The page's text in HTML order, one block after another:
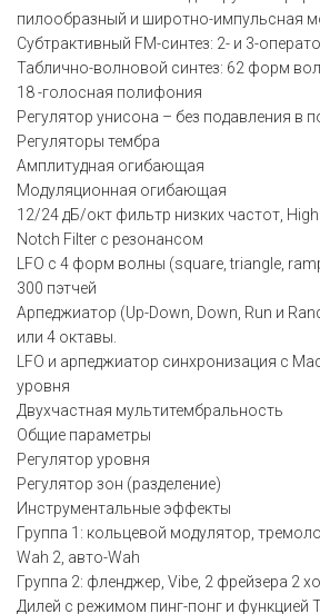
пилообразный и широтно-импульсная
Cубтрактивный FM-синтез: 2- и 3-
Таблично-волновой синтез: 62 форм
18 -голосная полифония
Регулятор унисона – без подавления в
Регуляторы тембра
Амплитудная огибающая
Модуляционная огибающая
12/24 дБ/окт фильтр низких частот,
Notch Filter с резонансом
LFO с 4 форм волны (square, triangle,
300 пэтчей
Арпеджиатор (Up-Down, Down, Run и
или 4 октавы.
LFO и арпеджиатор синхронизация с
уровня
Двухчастная мультитембральность
Общие параметры
Регулятор уровня
Регулятор зон (разделение)
Инструментальные эффекты
Группа 1: кольцевой модулятор,
Wah 2, авто-Wah
Группа 2: фленджер, Vibe, 2 фрейзера 2
Дилей с режимом пинг-понг и функцией